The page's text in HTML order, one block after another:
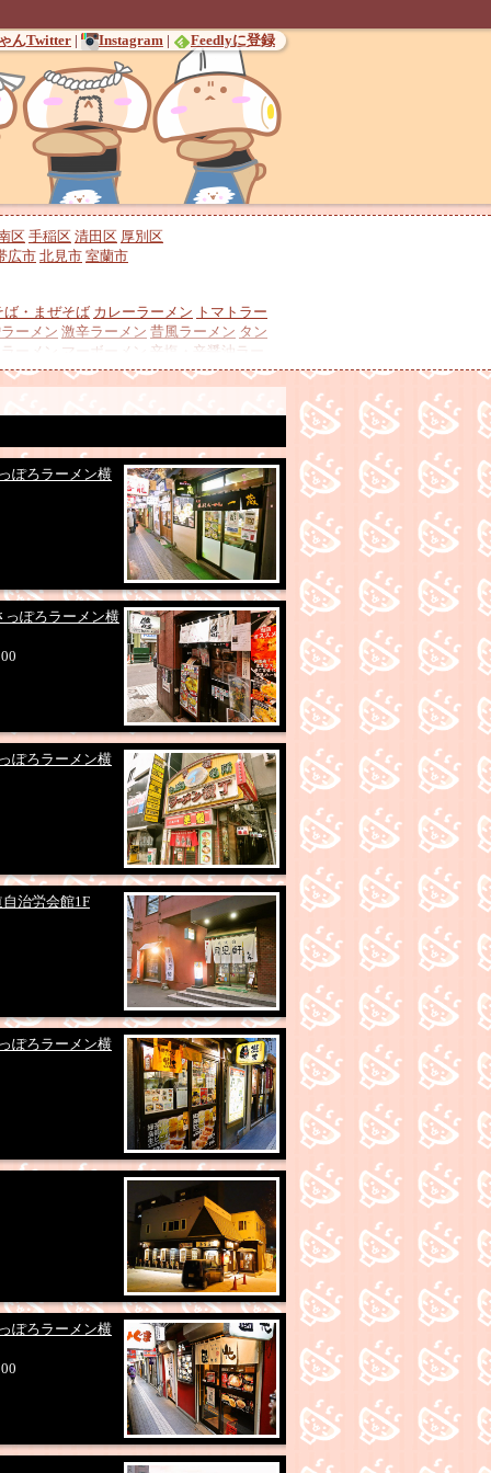
んTwitter | Instagram | Feedlyに登録
区 手稲区 清田区 厚別区
広市 北見市 室蘭市
ば・まぜそば カレーラーメン トマトラー
ーメン 激辛ラーメン 昔風ラーメン タン
ーメン
マーボーメン
辛塩・辛醤油ラー
しラーメン 酸辣湯麺
豚骨 煮干しラーメン 貝出汁ラーメン 羊骨
ミシュランガイド・ビブグルマ
中華料理 ザンギ・唐揚げ 定
お酒が豊富 ちょい飲みセット
無料サービス ご飯食べ放題 ク
レミアム商品券使用可
カネジン食品 加藤ラーメン 一柳製麺 札
麺
通し営業 24時以降も営
本日営業時間変更あり ポケストッ
央・南アクション らの道札幌１参加店 ら
４参加店 らの道札幌５参加店 らの道札幌
札幌らーめん共和国
merpay d払い 楽天Pay
ぽろラーメン横
っぽろラーメン横
ぽろラーメン横
治労会館1F
ぽろラーメン横
ぽろラーメン横